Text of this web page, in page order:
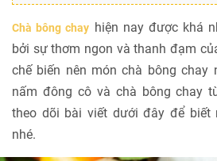
Chà bông chay hiện nay được khá
bởi sự thơm ngon và thanh đạm
chế biến nên món chà bông chay
nấm đông cô và chà bông chay
theo dõi bài viết dưới đây để biết
nhé.